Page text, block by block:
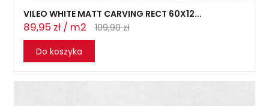
VILEO WHITE MATT CARVING RECT 60X12...
89,95 zł / m2
109,90 zł
Do koszyka